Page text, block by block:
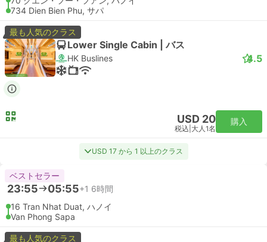
734 Dien Bien Phu, サパ
最も人気のクラス
Lower Single Cabin | バス
HK Buslines 4.5
USD 20
税込 大人1名
購入
USD 17 から 1 以上のクラス
ベストセラー
23:55 05:55+1 6時間
16 Tran Nhat Duat, ハノイ
Van Phong Sapa
最も人気のクラス